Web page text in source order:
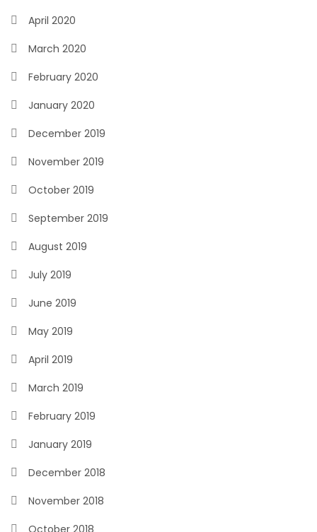
April 2020
March 2020
February 2020
January 2020
December 2019
November 2019
October 2019
September 2019
August 2019
July 2019
June 2019
May 2019
April 2019
March 2019
February 2019
January 2019
December 2018
November 2018
October 2018